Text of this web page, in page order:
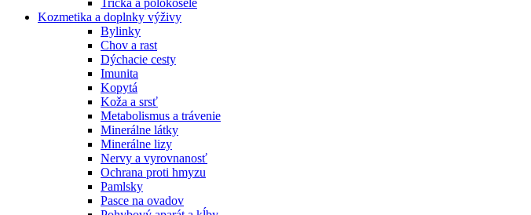
Tričká a polokošele
Kozmetika a doplnky výživy
Bylinky
Chov a rast
Dýchacie cesty
Imunita
Kopytá
Koža a srsť
Metabolismus a trávenie
Minerálne látky
Minerálne lizy
Nervy a vyrovnanosť
Ochrana proti hmyzu
Pamlsky
Pasce na ovadov